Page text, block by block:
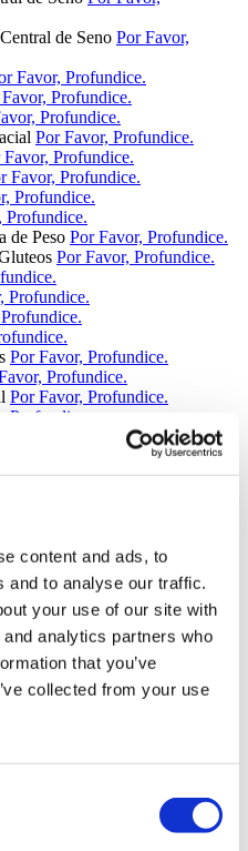
content and ads, to
and to analyse our traffic.
your use of our site with
analytics partners who
that you’ve
collected from your use
de Seno Por Favor,
Favor, Profundice.
Profundice.
Profundice.
Por Favor, Profundice.
Favor, Profundice.
Favor, Profundice.
Profundice.
Profundice.
de Peso Por Favor, Profundice.
Por Favor, Profundice.
Profundice.
Por Favor, Profundice.
Profundice.
Por Favor, Profundice.
Profundice.
Favor, Profundice.
Profundice.
Por Favor, Profundice.
Favor, Profundice.
Favor, Profundice.
Profundice.
Por Favor, Profundice.